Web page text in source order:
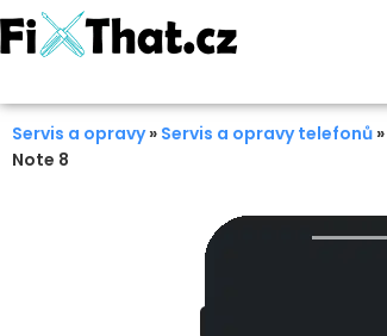
Servis a opravy» Servis a opravy telefonů »
Note 8